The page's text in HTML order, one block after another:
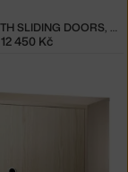
CABINET WITH SLIDING DOORS, ASH
12 450 Kč